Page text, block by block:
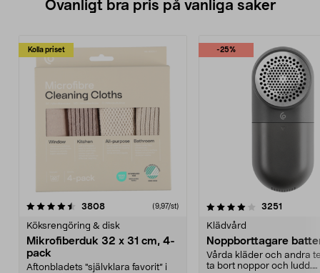
Ovanligt bra pris på vanliga saker
Kolla priset
3808recensioner (9,97/st)
Köksrengöring & disk
Mikrofiberduk 32 x 31 cm, 4-
pack
Aftonbladets "självklara favorit” i
-25%
4.0av 5 stjärnor 3251
Klädvård
Noppborttagare
Vårda kläder och andra
ta bort noppor och ludd.
4.5av 5 stjärnor